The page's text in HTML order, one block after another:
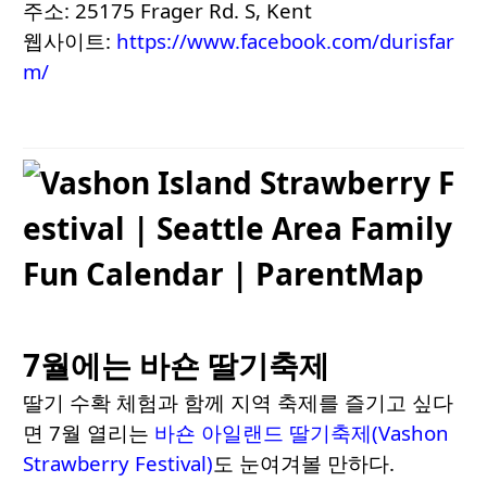
주소: 25175 Frager Rd. S, Kent
웹사이트: https://www.facebook.com/durisfar
m/
7월에는 바숀 딸기축제
딸기 수확 체험과 함께 지역 축제를 즐기고 싶다
면 7월 열리는 바숀 아일랜드 딸기축제(Vashon
Strawberry Festival)도 눈여겨볼 만하다.